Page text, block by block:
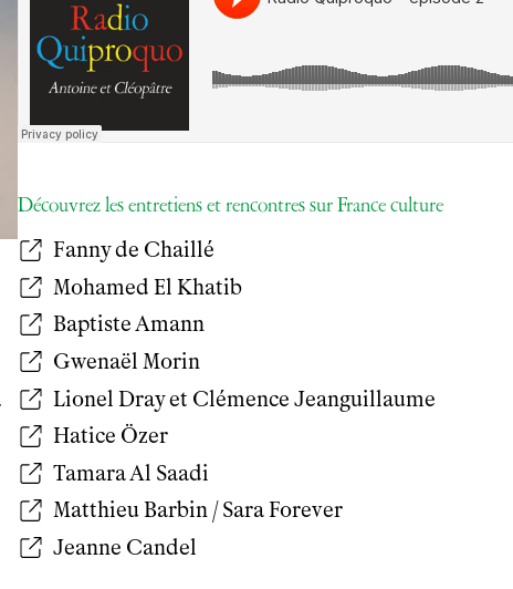
Découvrez les entretiens et rencontres sur France culture
Fanny de Chaillé
Mohamed El Khatib
Baptiste Amann
Gwenaël Morin
Lionel Dray et Clémence Jeanguillaume
Hatice Özer
Tamara Al Saadi
Matthieu Barbin / Sara Forever
Jeanne Candel
Formation supérieure
Classe Égalité
Stages de théâtre gratuits
Soutenir l'école
Infos pratiques
Tarifs, cartes et pass
Arriver au tnba
FAQ
Vidéos
Documents
Podcasts